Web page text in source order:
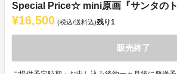
Special Price☆ mini原画『サンタのト
¥16,500 (税込/送料込)残り1
販売終了